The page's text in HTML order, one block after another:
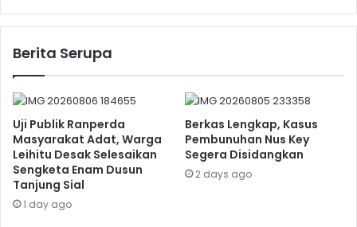
Berita Serupa
Uji Publik Ranperda
Masyarakat Adat, Warga
Leihitu Desak Selesaikan
Sengketa Enam Dusun
Tanjung Sial
1 day ago
Berkas Lengkap, Kasus
Pembunuhan Nus Key
Segera Disidangkan
2 days ago